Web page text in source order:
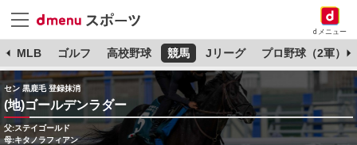
dメニュー
MLB ゴルフ 高校野球 競馬 Jリーグ プロ野球（2軍）
セン 黒鹿毛 登録抹消
(地)ゴールデンラダー
父:ステイゴールド
母:キタノラフィアン